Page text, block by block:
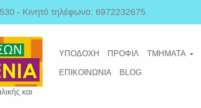
- Κινητό τηλέφωνο: 6972232675
και
ΥΠΟΔΟΧΗ ΠΡΟΦΙΛ ΤΜΗΜΑΤΑ
ΕΠΙΚΟΙΝΩΝΙΑ BLOG